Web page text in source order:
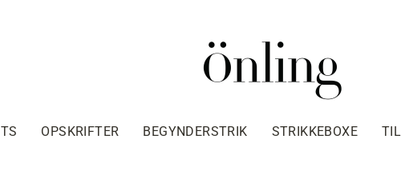
OPSKRIFTER BEGYNDERSTRIK STRIKKEBOXE